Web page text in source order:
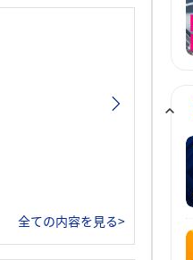
全ての内容を見る>